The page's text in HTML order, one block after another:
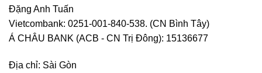
Đặng Anh Tuấn
Vietcombank: 0251-001-840-538. (CN Bình Tây)
Á CHÂU BANK (ACB - CN Trị Đông): 15136677
Địa chỉ: Sài Gòn